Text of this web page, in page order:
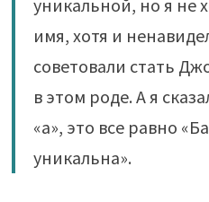
уникальной, но я не
имя, хотя и
советовали стать
в этом роде. А я
«а», это все равно
уникальна».